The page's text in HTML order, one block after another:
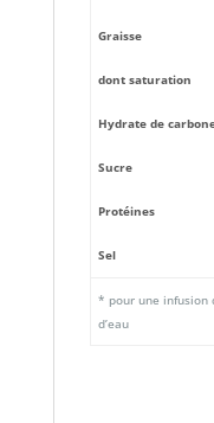
Graisse
dont saturation
Hydrate de
Sucre
Protéines
Sel
* pour une infusion
d’eau